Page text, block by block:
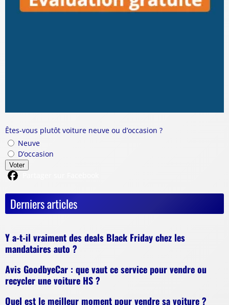
Êtes-vous plutôt voiture neuve ou d’occasion ?
Neuve
D’occasion
Voter
Derniers articles
Y a-t-il vraiment des deals Black Friday chez les
mandataires auto ?
Avis GoodbyeCar : que vaut ce service pour vendre ou
recycler une voiture HS ?
Quel est le meilleur moment pour vendre sa voiture ?